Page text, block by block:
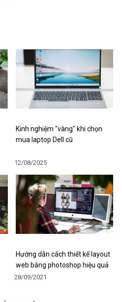
Kinh nghiệm "vàng" khi chọn
mua laptop Dell cũ
12/08/2025
Hướng dẫn cách thiết kế layout
web bằng photoshop hiệu quả
28/09/2021